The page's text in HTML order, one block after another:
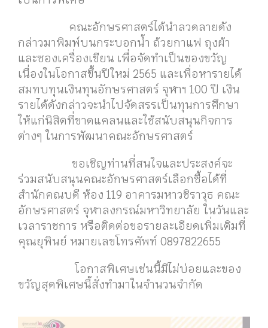
คณะอักษรศาสตร์ได้นำลวดลายดัง
กล่าวมาพิมพ์บนกระบอกน้ำ ถ้วยกาแฟ ถุงผ้า
และซองเครื่องเขียน เพื่อจัดทำเป็นของขวัญ
เนื่องในโอกาสขึ้นปีใหม่ 2565 และเพื่อหารายได้
สมทบทุนเงินทุนอักษรศาสตร์ จุฬาฯ 100 ปี เงิน
รายได้ดังกล่าวจะนำไปจัดสรรเป็นทุนการศึกษา
ให้แก่นิสิตที่ขาดแคลนและใช้สนับสนุนกิจการ
ต่างๆ ในการพัฒนาคณะอักษรศาสตร์
ขอเชิญท่านที่สนใจและประสงค์จะ
ร่วมสนับสนุนคณะอักษรศาสตร์เลือกซื้อได้ที่
สำนักคณบดี ห้อง 119 อาคารมหาวชิราวุธ คณะ
อักษรศาสตร์ จุฬาลงกรณ์มหาวิทยาลัย ในวันและ
เวลาราชการ หรือติดต่อขอรายละเอียดเพิ่มเติมที่
คุณยุพินย์ หมายเลขโทรศัพท์ 0897822655
โอกาสพิเศษเช่นนี้มีไม่บ่อยและของ
ขวัญสุดพิเศษนี้สั่งทำมาในจำนวนจำกัด